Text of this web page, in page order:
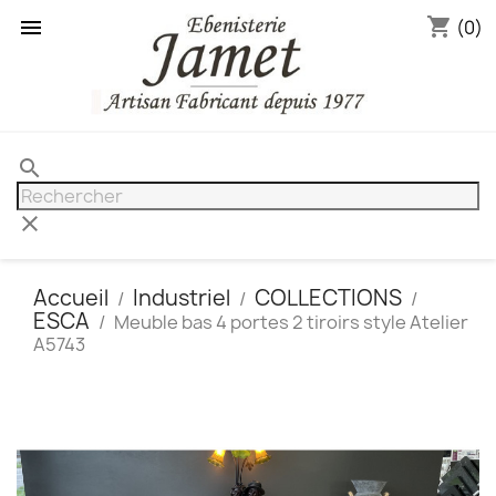
 shopping_cart (0)
search
clear
Accueil Industriel
COLLECTIONS
ESCA
Meuble bas 4 portes 2 tiroirs style Atelier
A5743